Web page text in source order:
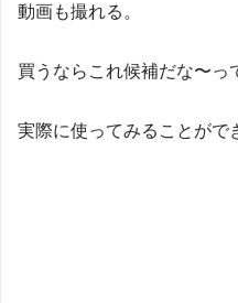
動画も撮れる。
買うならこれ候補だな〜っ
実際に使ってみることがで